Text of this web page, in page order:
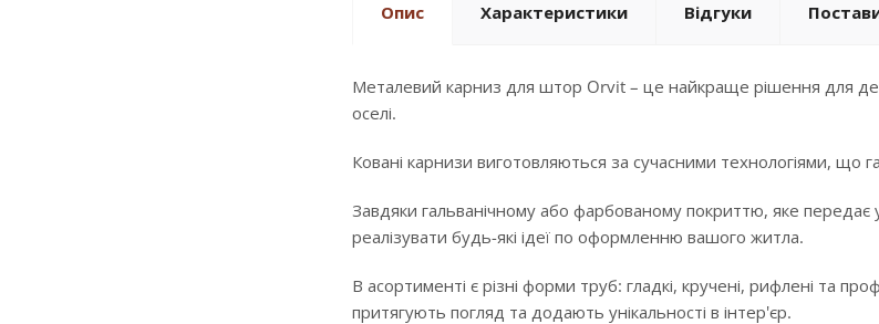
Опис Характеристики Відгуки
Металевий карниз для штор Orvit – це найкраще рішення для
оселі.
Ковані карнизи виготовляються за сучасними технологіями, що
Завдяки гальванічному або фарбованому покриттю, яке передає
реалізувати будь-які ідеї по оформленню вашого житла.
В асортименті є різні форми труб: гладкі, кручені, рифлені та
притягують погляд та додають унікальності в інтер'єр.